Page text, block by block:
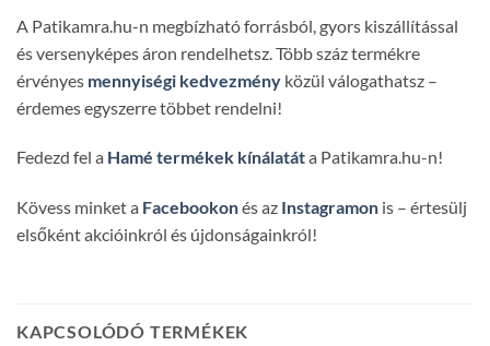
A Patikamra.hu-n megbízható forrásból, gyors kiszállítással
és versenyképes áron rendelhetsz. Több száz termékre
érvényes mennyiségi kedvezmény közül válogathatsz –
érdemes egyszerre többet rendelni!
Fedezd fel a Hamé termékek kínálatáta Patikamra.hu-n!
Kövess minket a Facebookonés az Instagramon is – értesülj
elsőként akcióinkról és újdonságainkról!
KAPCSOLÓDÓ TERMÉKEK